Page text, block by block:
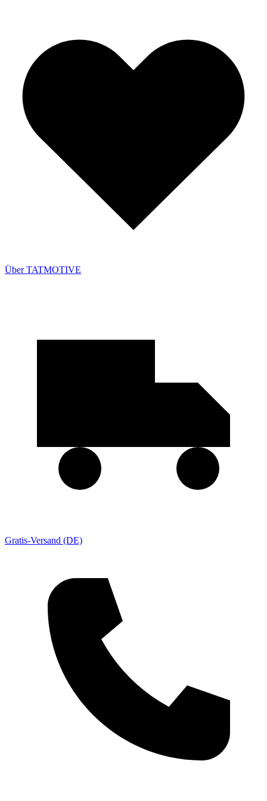
Über TATMOTIVE
Gratis-Versand (DE)